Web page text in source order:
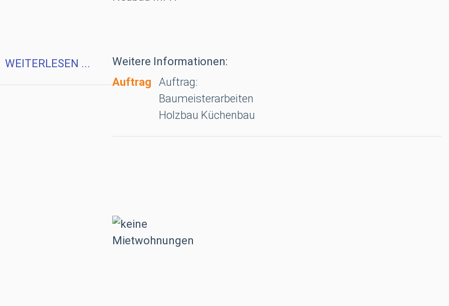
WEITERLESEN ...
Weitere Informationen:
Auftrag
Auftrag:
Baumeisterarbeiten
Holzbau Küchenbau